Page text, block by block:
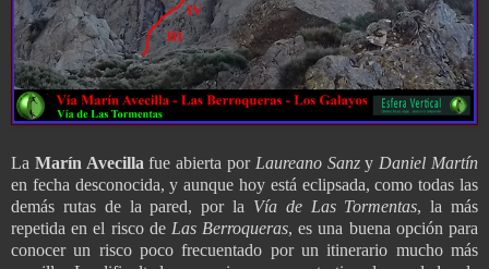
La Marín Avecilla fue abierta por Laureano Sanzy Daniel Martín
en fecha desconocida, y aunque hoy está eclipsada, como todas las
demás rutas de la pared, por la Víade Las Tormentas, la más
repetida en el risco de Las Berroqueras, es una buena opción para
conocer un risco poco frecuentado por un itinerario mucho más